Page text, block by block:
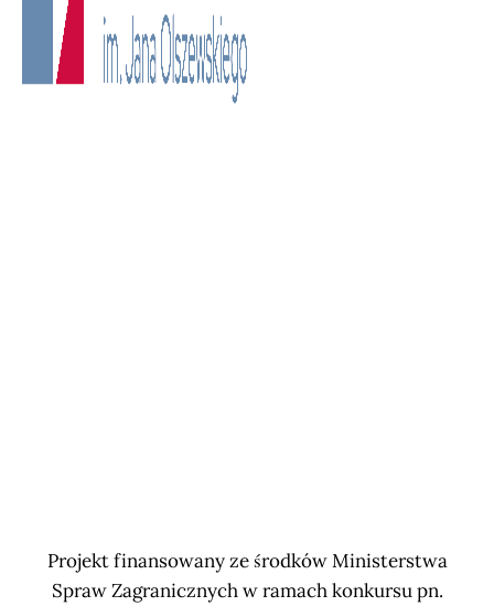
Projekt finansowany ze środków Ministerstwa
Spraw Zagranicznych w ramach konkursu pn.